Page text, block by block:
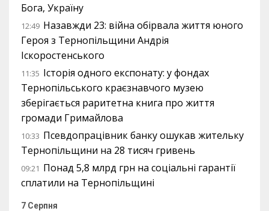
Бога, Україну
12:49 Назавжди 23: війна обірвала життя юного
Героя з Тернопільщини Андрія
Іскоростенського
11:35 Історія одного експонату: у фондах
Тернопільського краєзнавчого музею
зберігається раритетна книга про життя
громади Гримайлова
10:33 Псевдопрацівник банку ошукав жительку
Тернопільщини на 28 тисяч гривень
09:21 Понад 5,8 млрд грн на соціальні гарантії
сплатили на Тернопільщині
7 Серпня